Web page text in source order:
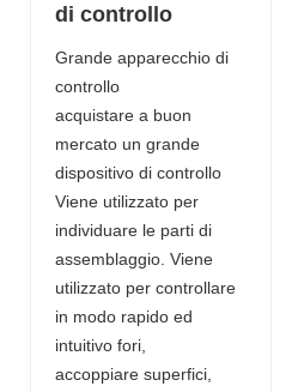
di controllo
Grande apparecchio di
controllo
acquistare a buon
mercato un grande
dispositivo di controllo
Viene utilizzato per
individuare le parti di
assemblaggio. Viene
utilizzato per controllare
in modo rapido ed
intuitivo fori,
accoppiare superfici,